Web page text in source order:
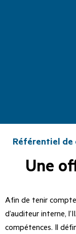
Référentiel de
Une
Afin de tenir
d’auditeur interne,
compétences. Il